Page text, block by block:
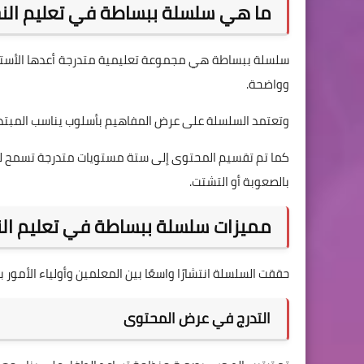
ما هي سلسلة ببساطة في تعليم
سلسلة ببساطة هي مجموعة تعليمية متدرجة أعدها
وواضحة.
وتعتمد السلسلة على عرض المفاهيم بأسلوب يناسب
كما تم تقسيم المحتوى إلى ستة مستويات متدرجة تسمح
بالصعوبة أو التشتت.
مميزات سلسلة ببساطة في تعليم
حققت السلسلة انتشارًا واسعًا بين المعلمين وأولياء
التدرج في عرض المحتوى